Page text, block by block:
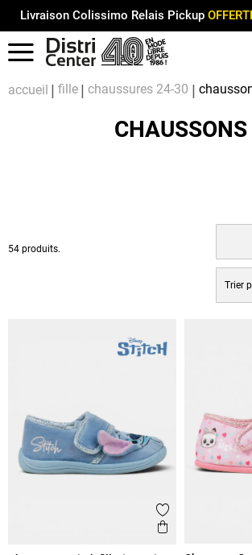
Livraison Colissimo Relais Pickup
Menu
accueil fille chaussures 24-30
CHAUSSONS
54 produits.
Trier
Ajouter aux
Aperçu rapide